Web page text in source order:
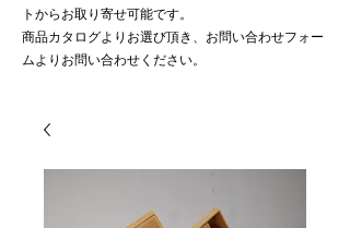
トからお取り寄せ可能です。
商品カタログよりお選び頂き、お問い合わせフォー
ムよりお問い合わせください。